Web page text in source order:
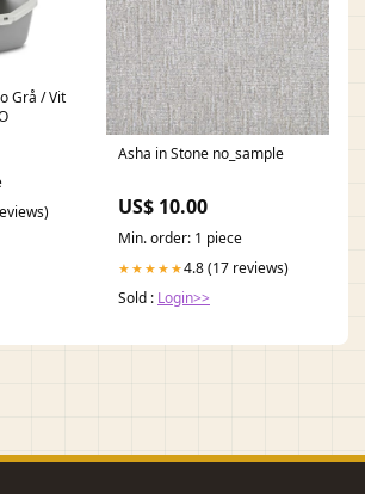
Grå / Vit
Asha in Stone no_sample
US$ 10.00
Min. order: 1 piece
★★★★★4.8 (17 reviews)
Sold : Login>>